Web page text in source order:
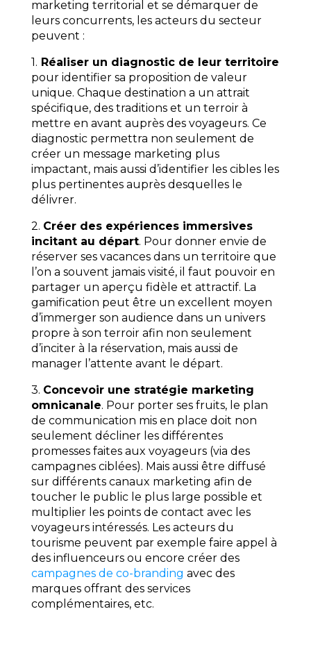
marketing territorial et se démarquer de
leurs concurrents, les acteurs du secteur
peuvent :
1. Réaliser un diagnostic de leur territoire
pour identifier sa proposition de valeur
unique. Chaque destination a un attrait
spécifique, des traditions et un terroir à
mettre en avant auprès des voyageurs. Ce
diagnostic permettra non seulement de
créer un message marketing plus
impactant, mais aussi d’identifier les cibles les
plus pertinentes auprès desquelles le
délivrer.
2. Créer des expériences immersives
incitant au départ. Pour donner envie de
réserver ses vacances dans un territoire que
l’on a souvent jamais visité, il faut pouvoir en
partager un aperçu fidèle et attractif. La
gamification peut être un excellent moyen
d’immerger son audience dans un univers
propre à son terroir afin non seulement
d’inciter à la réservation, mais aussi de
manager l’attente avant le départ.
3. Concevoir une stratégie marketing
omnicanale. Pour porter ses fruits, le plan
de communication mis en place doit non
seulement décliner les différentes
promesses faites aux voyageurs (via des
campagnes ciblées). Mais aussi être diffusé
sur différents canaux marketing afin de
toucher le public le plus large possible et
multiplier les points de contact avec les
voyageurs intéressés. Les acteurs du
tourisme peuvent par exemple faire appel à
des influenceurs ou encore créer des
campagnes de co-branding avec des
marques offrant des services
complémentaires, etc.